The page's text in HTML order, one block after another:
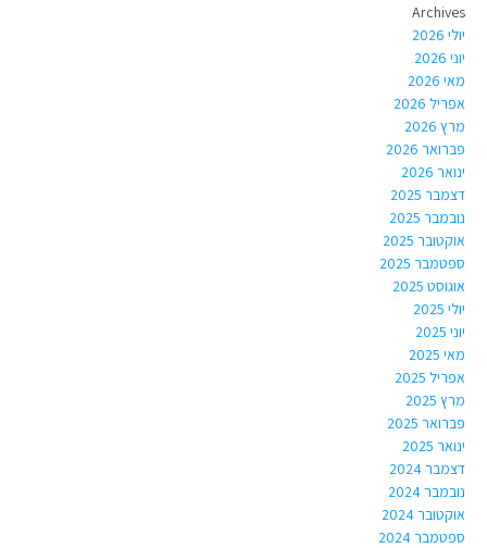
Archives
יולי 2026
יוני 2026
מאי 2026
אפריל 2026
מרץ 2026
פברואר 2026
ינואר 2026
דצמבר 2025
נובמבר 2025
אוקטובר 2025
ספטמבר 2025
אוגוסט 2025
יולי 2025
יוני 2025
מאי 2025
אפריל 2025
מרץ 2025
פברואר 2025
ינואר 2025
דצמבר 2024
נובמבר 2024
אוקטובר 2024
ספטמבר 2024